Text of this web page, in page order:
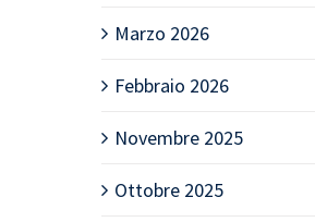
Marzo 2026
Febbraio 2026
Novembre 2025
Ottobre 2025